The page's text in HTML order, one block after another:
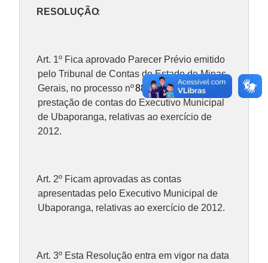
RESOLUÇÃO:
Art. 1º Fica aprovado Parecer Prévio emitido
pelo Tribunal de Contas do Estado de Minas
Gerais, no processo nº886.892, relativo à
prestação de contas do Executivo Municipal
de Ubaporanga, relativas ao exercício de
2012.
Art. 2º Ficam aprovadas as contas
apresentadas pelo Executivo Municipal de
Ubaporanga, relativas ao exercício de 2012.
Art. 3º Esta Resolução entra em vigor na data